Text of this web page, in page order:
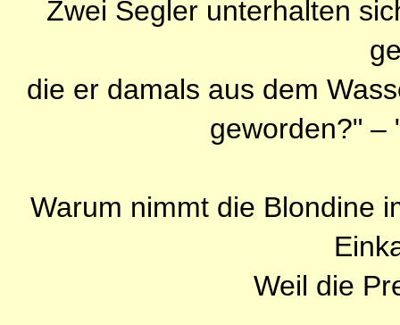
Zwei Segler unterhalten
die er damals aus dem
geworden?" –
Warum nimmt die Blondine
Weil die